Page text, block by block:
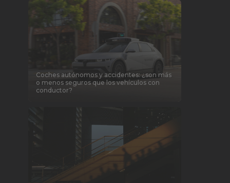
Coches autónomos y accidentes: ¿son más
o menos seguros que los vehículos con
conductor?